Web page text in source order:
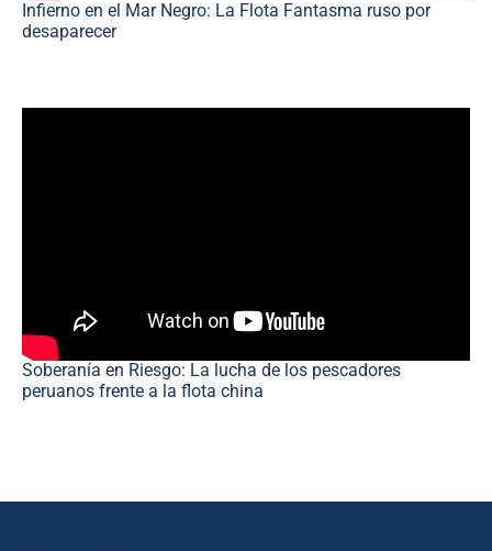
Infierno en el Mar Negro: La Flota Fantasma ruso por
desaparecer
Soberanía en Riesgo: La lucha de los pescadores
peruanos frente a la flota china